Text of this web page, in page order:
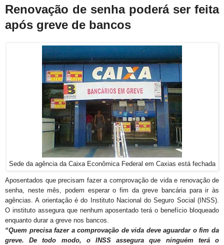
Renovação de senha poderá ser feita
após greve de bancos
Sede da agência da Caixa Econômica Federal em Caxias está fechada
Aposentados que precisam fazer a comprovação de vida e renovação de
senha, neste mês, podem esperar o fim da greve bancária para ir às
agências. A orientação é do Instituto Nacional do Seguro Social (INSS).
O instituto assegura que nenhum aposentado terá o benefício bloqueado
enquanto durar a greve nos bancos.
“Quem precisa fazer a comprovação de vida deve aguardar o fim da
greve. De todo modo, o INSS assegura que ninguém terá o